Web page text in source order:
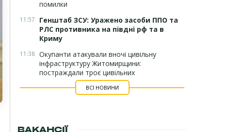
помилки
11:57
Генштаб ЗСУ: Уражено засоби ППО та
РЛС противника на півдні рф та в
Криму
11:38 Окупанти атакували вночі цивільну
інфраструктуру Житомирщини:
постраждали троє цивільних
ВСІ НОВИНИ
ВАКАНСІЇ